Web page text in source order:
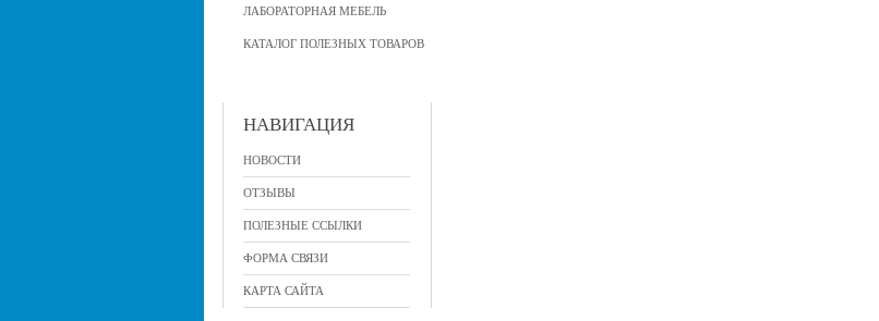
ЛАБОРАТОРНАЯ МЕБЕЛЬ
КАТАЛОГ ПОЛЕЗНЫХ ТОВАРОВ
НАВИГАЦИЯ
НОВОСТИ
ОТЗЫВЫ
ПОЛЕЗНЫЕ ССЫЛКИ
ФОРМА СВЯЗИ
КАРТА САЙТА